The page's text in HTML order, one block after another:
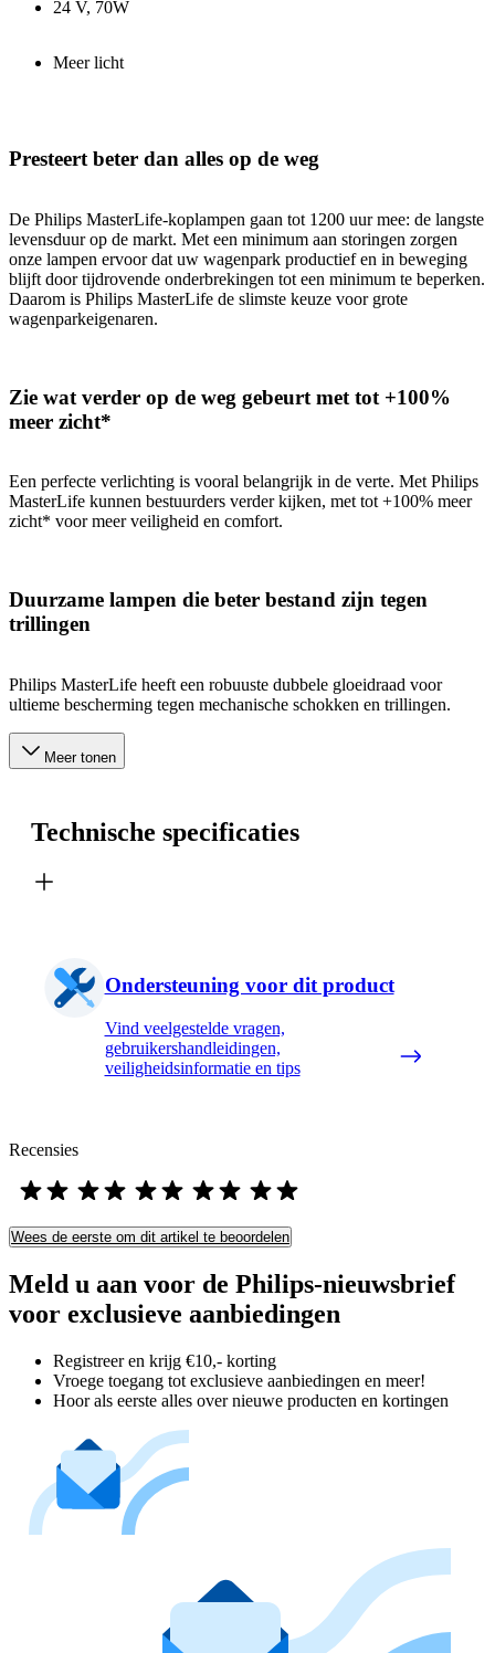
24 V, 70W
Meer licht
Presteert beter dan alles op de weg
De Philips MasterLife-koplampen gaan tot 1200 uur mee: de langste
levensduur op de markt. Met een minimum aan storingen zorgen
onze lampen ervoor dat uw wagenpark productief en in beweging
blijft door tijdrovende onderbrekingen tot een minimum te beperken.
Daarom is Philips MasterLife de slimste keuze voor grote
wagenparkeigenaren.
Zie wat verder op de weg gebeurt met tot +100%
meer zicht*
Een perfecte verlichting is vooral belangrijk in de verte. Met Philips
MasterLife kunnen bestuurders verder kijken, met tot +100% meer
zicht* voor meer veiligheid en comfort.
Duurzame lampen die beter bestand zijn tegen
trillingen
Philips MasterLife heeft een robuuste dubbele gloeidraad voor
ultieme bescherming tegen mechanische schokken en trillingen.
Meer tonen
Technische specificaties
Ondersteuning voor dit product
Vind veelgestelde vragen,
gebruikershandleidingen,
veiligheidsinformatie en tips
Recensies
Wees de eerste om dit artikel te beoordelen
Meld u aan voor de Philips-nieuwsbrief
voor exclusieve aanbiedingen
Registreer en krijg €10,- korting
Vroege toegang tot exclusieve aanbiedingen en meer!
Hoor als eerste alles over nieuwe producten en kortingen